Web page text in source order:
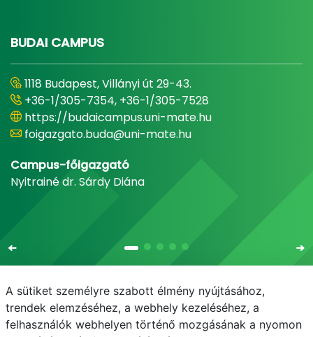
BUDAI CAMPUS
1118 Budapest, Villányi út 29-43.
+36-1/305-7354, +36-1/305-7528
https://budaicampus.uni-mate.hu
foigazgato.buda@uni-mate.hu
Campus-főigazgató
Nyitrainé dr. Sárdy Diána
E-mail Telefonkönyv NEPTUN E-learning
A sütiket személyre szabott élmény nyújtásához,
trendek elemzéséhez, a webhely kezeléséhez, a
felhasználók webhelyen történő mozgásának a nyomon